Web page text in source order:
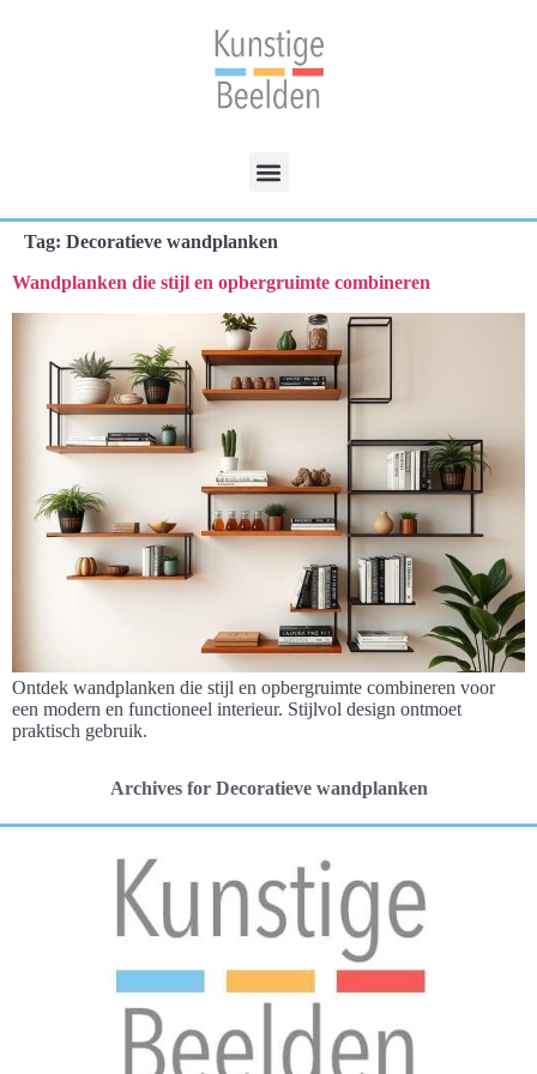
Tag: Decoratieve wandplanken
Wandplanken die stijl en opbergruimte combineren
Ontdek wandplanken die stijl en opbergruimte combineren voor
een modern en functioneel interieur. Stijlvol design ontmoet
praktisch gebruik.
Archives for Decoratieve wandplanken